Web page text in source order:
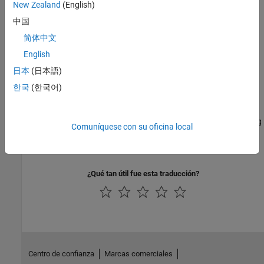
Query array attributes such as the array dimensions, and query
characteristics of the models in the array, such as I/O dimensions
and stability.
Sistemas LPV
This example shows how to construct a Linear Parameter Varying
(LPV) representation of a system that exhibits multi-mode
¿Qué tan útil fue esta traducción?
New Zealand (English)
中国
简体中文
English
日本 (日本語)
한국 (한국어)
Comuníquese con su oficina local
Centro de confianza Marcas comerciales